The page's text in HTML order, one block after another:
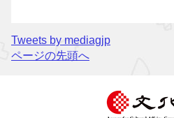
Tweets by mediagjp
ページの先頭へ